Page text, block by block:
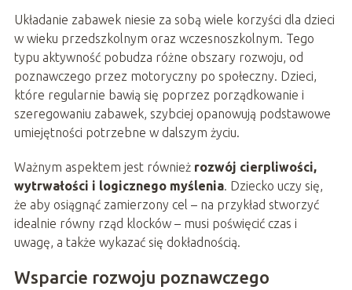
Układanie zabawek niesie za sobą wiele korzyści dla dzieci
w wieku przedszkolnym oraz wczesnoszkolnym. Tego
typu aktywność pobudza różne obszary rozwoju, od
poznawczego przez motoryczny po społeczny. Dzieci,
które regularnie bawią się poprzez porządkowanie i
szeregowaniu zabawek, szybciej opanowują podstawowe
umiejętności potrzebne w dalszym życiu.
Ważnym aspektem jest również rozwój cierpliwości,
wytrwałości i logicznego myślenia. Dziecko uczy się,
że aby osiągnąć zamierzony cel – na przykład stworzyć
idealnie równy rząd klocków – musi poświęcić czas i
uwagę, a także wykazać się dokładnością.
Wsparcie rozwoju poznawczego